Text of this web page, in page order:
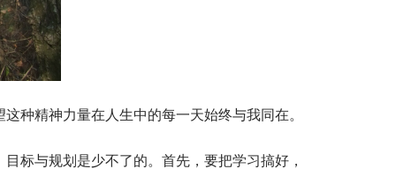
种精神力量在人生中的每一天始终与我同在。
标与规划是少不了的。首先，要把学习搞好，